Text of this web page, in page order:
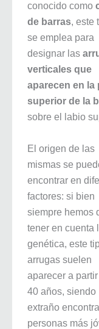
conocido como
de barras, este
se emplea para
designar las
verticales que
aparecen en la
superior de la
sobre el labio
El origen de las
mismas se
encontrar en
factores: si bien
siempre hemos
tener en cuenta
genética, este
arrugas suelen
aparecer a
40 años, siendo
extraño
personas más